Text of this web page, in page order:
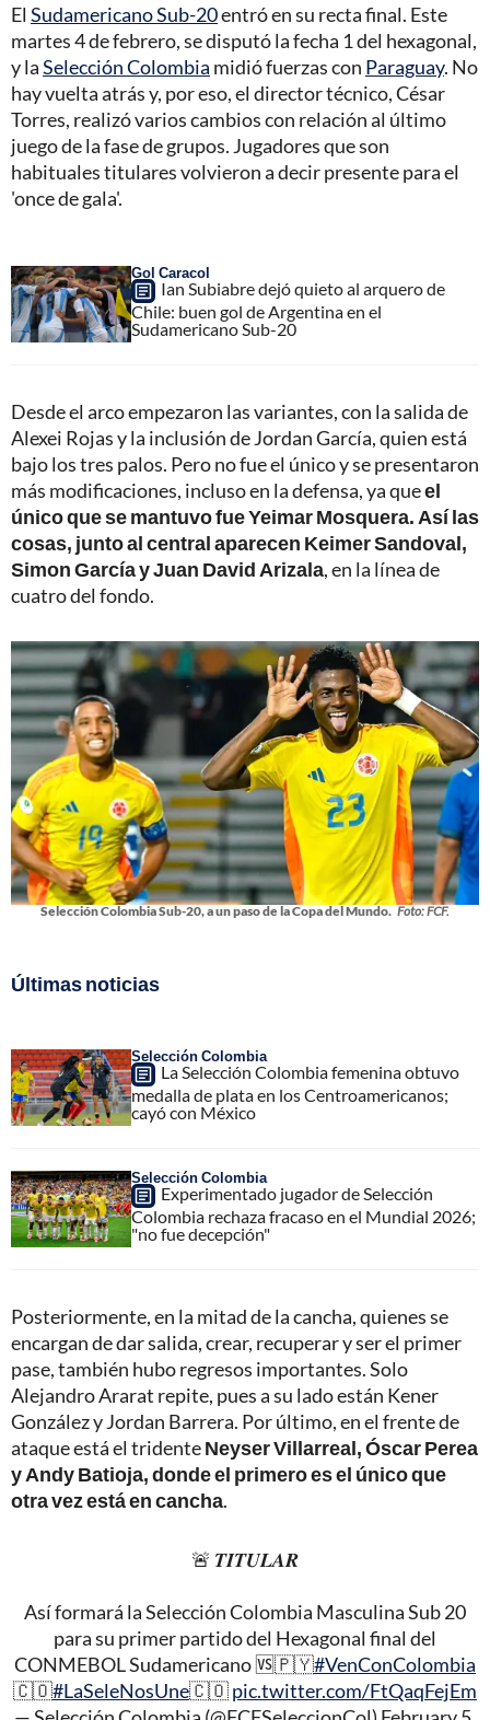
El Sudamericano Sub-20entró en su recta final. Este
martes 4 de febrero, se disputó la fecha 1 del hexagonal,
y laSelección Colombia midió fuerzas con Paraguay. No
hay vuelta atrás y, por eso, el director técnico, César
Torres, realizó varios cambios con relación al último
juego de la fase de grupos. Jugadores que son
habituales titulares volvieron a decir presente para el
'once de gala'.
Gol Caracol
Ian Subiabre dejó quieto al arquero de
Chile: buen gol de Argentina en el
Sudamericano Sub-20
Desde el arco empezaron las variantes, con la salida de
Alexei Rojas y la inclusión de Jordan García, quien está
bajo los tres palos. Pero no fue el único y se presentaron
más modificaciones, incluso en la defensa, ya queel
único que se mantuvo fue Yeimar Mosquera. Así las
cosas, junto al central aparecen Keimer Sandoval,
Simon García y Juan David Arizala, en la línea de
cuatro del fondo.
Selección Colombia Sub-20, a un paso de la Copa del Mundo. Foto: FCF.
Últimas noticias
Selección Colombia
La Selección Colombia femenina obtuvo
medalla de plata en los Centroamericanos;
cayó con México
Selección Colombia
Experimentado jugador de Selección
Colombia rechaza fracaso en el Mundial 2026;
"no fue decepción"
Posteriormente, en la mitad de la cancha, quienes se
encargan de dar salida, crear, recuperar y ser el primer
pase, también hubo regresos importantes. Solo
Alejandro Ararat repite, pues a su lado están Kener
González y Jordan Barrera. Por último, en el frente de
ataque está el tridenteNeyser Villarreal, Óscar Perea
y Andy Batioja, donde el primero es el único que
otra vez está en cancha.
🚨 𝑻𝑰𝑻𝑼𝑳𝑨𝑹
Así formará la Selección Colombia Masculina Sub 20
para su primer partido del Hexagonal final del
CONMEBOL Sudamericano 🆚🇵🇾#VenConColombia
🇨🇴#LaSeleNosUne🇨🇴pic.twitter.com/FtQaqFejEm